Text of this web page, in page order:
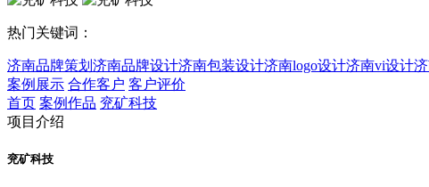
热门关键词：
济南品牌策划 济南品牌设计济南包装设计济南logo设计济南vi设计
案例展示 合作客户 客户评价
首页 案例作品 兖矿科技
项目介绍
兖矿科技